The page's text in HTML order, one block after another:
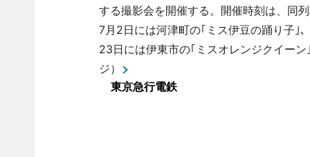
する撮影会を開催する。開催時刻は、同
7月2日には河津町の｢ミス伊豆の踊り子｣
23日には伊東市の｢ミスオレンジクイー
ジ）
東京急行電鉄